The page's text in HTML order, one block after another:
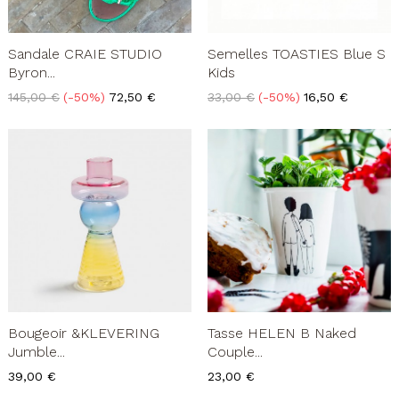
Sandale CRAIE STUDIO
Byron...
Prix
145,00 € -50% Prix
72,50 €
Semelles TOASTIES Blue S
Kids
Prix
33,00 € -50% Prix
16,50 €
Bougeoir &KLEVERING
Jumble...
Prix
39,00 €
Tasse HELEN B Naked
Couple...
Prix
23,00 €